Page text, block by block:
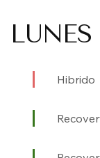
LUNES
Hibrido